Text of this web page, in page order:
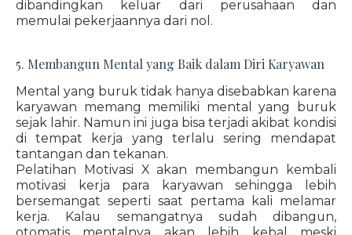
dibandingkan keluar dari perusahaan dan
memulai pekerjaannya dari nol.
5. Membangun Mental yang Baik dalam Diri Karyawan
Mental yang buruk tidak hanya disebabkan karena
karyawan memang memiliki mental yang buruk
sejak lahir. Namun ini juga bisa terjadi akibat kondisi
di tempat kerja yang terlalu sering mendapat
tantangan dan tekanan.
Pelatihan Motivasi X akan membangun kembali
motivasi kerja para karyawan sehingga lebih
bersemangat seperti saat pertama kali melamar
kerja. Kalau semangatnya sudah dibangun,